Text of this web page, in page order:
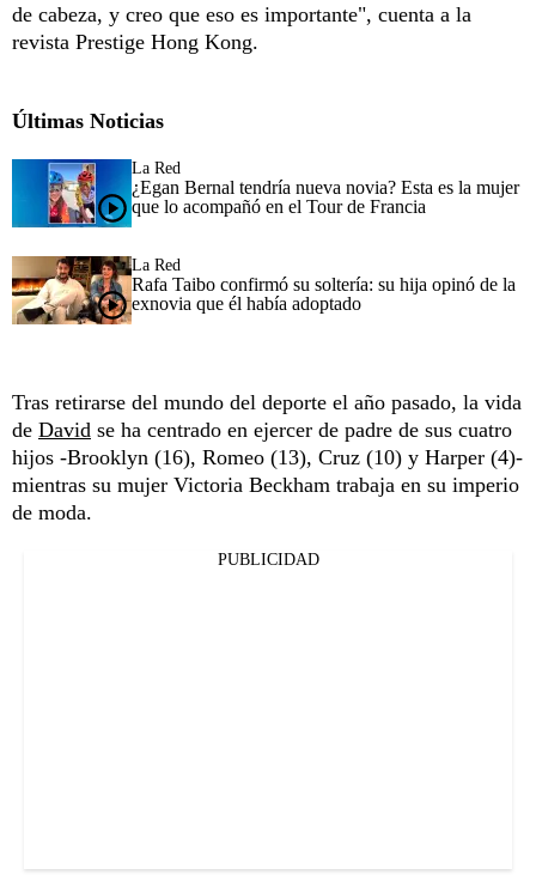
de cabeza, y creo que eso es importante", cuenta a la
revista Prestige Hong Kong.
Últimas Noticias
La Red
¿Egan Bernal tendría nueva novia? Esta es la mujer
que lo acompañó en el Tour de Francia
La Red
Rafa Taibo confirmó su soltería: su hija opinó de la
exnovia que él había adoptado
Tras retirarse del mundo del deporte el año pasado, la vida
de David se ha centrado en ejercer de padre de sus cuatro
hijos -Brooklyn (16), Romeo (13), Cruz (10) y Harper (4)-
mientras su mujer Victoria Beckham trabaja en su imperio
de moda.
PUBLICIDAD